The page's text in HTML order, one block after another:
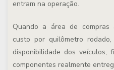
entram na operação.
Quando a área de compras
custo por quilômetro
disponibilidade dos veículos,
componentes realmente